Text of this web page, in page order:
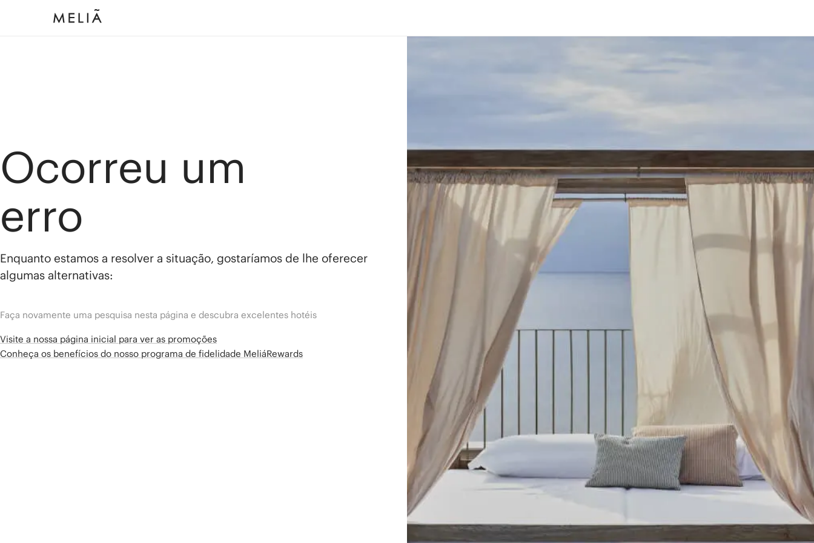
Ocorreu um
erro
Enquanto estamos a resolver a situação, gostaríamos de lhe oferecer
algumas alternativas:
Faça novamente uma pesquisa nesta página e descubra excelentes hotéis
Visite a nossa página inicial para ver as promoções
Conheça os benefícios do nosso programa de fidelidade MeliáRewards